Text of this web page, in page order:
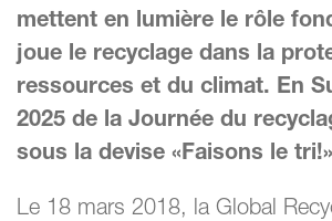
mettent en lumière le rôle
joue le recyclage dans la
ressources et du climat. En
2025 de la Journée du
sous la devise «Faisons le tri!»
Le 18 mars 2018, la Global